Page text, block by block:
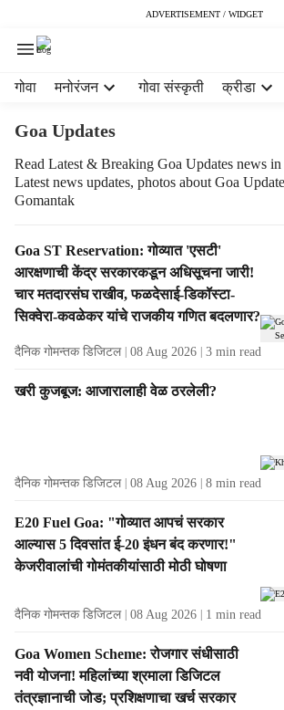
ADVERTISEMENT / WIDGET
गोवा मनोरंजन गोवा संस्कृती क्रीडा
Goa Updates
Read Latest & Breaking Goa Updates news
Latest news updates, photos about Goa
Gomantak
T
a
g
R
s
l
Goa ST Reservation: गोव्यात 'एसटी'
आरक्षणाची केंद्र सरकारकडून अधिसूचना जारी!
चार मतदारसंघ राखीव, फळदेसाई-डिकॉस्टा-
सिक्वेरा-कवळेकर यांचे राजकीय गणित बदलणार?
दैनिक गोमन्तक डिजिटल 08 Aug 2026 3 min read
खरी कुजबूज: आजारालाही वेळ ठरलेली?
दैनिक गोमन्तक डिजिटल 08 Aug 2026 8 min read
E20 Fuel Goa: "गोव्यात आपचं सरकार
आल्यास 5 दिवसांत ई-20 इंधन बंद करणार!"
केजरीवालांची गोमंतकीयांसाठी मोठी घोषणा
दैनिक गोमन्तक डिजिटल 08 Aug 2026 1 min read
Goa Women Scheme: रोजगार संधीसाठी
नवी योजना! महिलांच्या श्रमाला डिजिटल
तंत्रज्ञानाची जोड; प्रशिक्षणाचा खर्च सरकार